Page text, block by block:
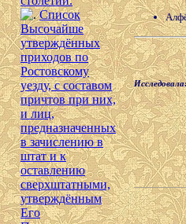
Список
Высочайше
утверждённых
приходов по
Ростовскому
уезду, с составом
причтов при них,
и лиц,
предназначенных
в зачислению в
штат и к
оставлению
сверхштатными,
утверждённым
Его